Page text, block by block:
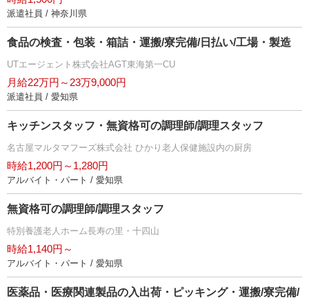
派遣社員 / 神奈川県
食品の検査・包装・箱詰・運搬/寮完備/日払い/工場・製造
UTエージェント株式会社AGT東海第一CU
月給22万円～23万9,000円
派遣社員 / 愛知県
キッチンスタッフ・無資格可の調理師/調理スタッフ
名古屋マルタマフーズ株式会社 ひかり老人保健施設内の厨房
時給1,200円～1,280円
アルバイト・パート / 愛知県
無資格可の調理師/調理スタッフ
特別養護老人ホーム長寿の里・十四山
時給1,140円～
アルバイト・パート / 愛知県
医薬品・医療関連製品の入出荷・ピッキング・運搬/寮完備/